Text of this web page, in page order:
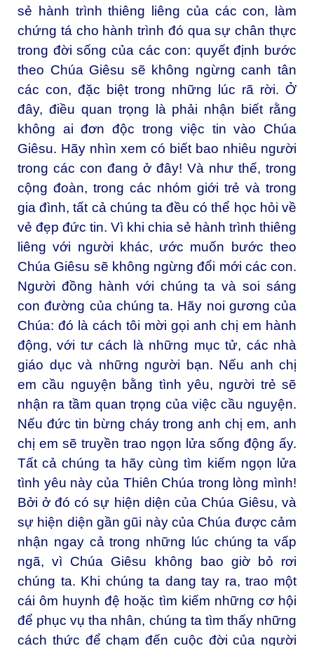
sẻ hành trình thiêng liêng của các con, làm
chứng tá cho hành trình đó qua sự chân thực
trong đời sống của các con: quyết định bước
theo Chúa Giêsu sẽ không ngừng canh tân
các con, đặc biệt trong những lúc rã rời. Ở
đây, điều quan trọng là phải nhận biết rằng
không ai đơn độc trong việc tin vào Chúa
Giêsu. Hãy nhìn xem có biết bao nhiêu người
trong các con đang ở đây! Và như thế, trong
cộng đoàn, trong các nhóm giới trẻ và trong
gia đình, tất cả chúng ta đều có thể học hỏi về
vẻ đẹp đức tin. Vì khi chia sẻ hành trình thiêng
liêng với người khác, ước muốn bước theo
Chúa Giêsu sẽ không ngừng đổi mới các con.
Người đồng hành với chúng ta và soi sáng
con đường của chúng ta. Hãy noi gương của
Chúa: đó là cách tôi mời gọi anh chị em hành
động, với tư cách là những mục tử, các nhà
giáo dục và những người bạn. Nếu anh chị
em cầu nguyện bằng tình yêu, người trẻ sẽ
nhận ra tầm quan trọng của việc cầu nguyện.
Nếu đức tin bừng cháy trong anh chị em, anh
chị em sẽ truyền trao ngọn lửa sống động ấy.
Tất cả chúng ta hãy cùng tìm kiếm ngọn lửa
tình yêu này của Thiên Chúa trong lòng mình!
Bởi ở đó có sự hiện diện của Chúa Giêsu, và
sự hiện diện gần gũi này của Chúa được cảm
nhận ngay cả trong những lúc chúng ta vấp
ngã, vì Chúa Giêsu không bao giờ bỏ rơi
chúng ta. Khi chúng ta dang tay ra, trao một
cái ôm huynh đệ hoặc tìm kiếm những cơ hội
để phục vụ tha nhân, chúng ta tìm thấy những
cách thức để chạm đến cuộc đời của người